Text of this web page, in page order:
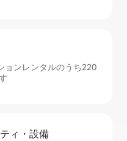
ョンレンタルのうち220
ィ・設⁠備